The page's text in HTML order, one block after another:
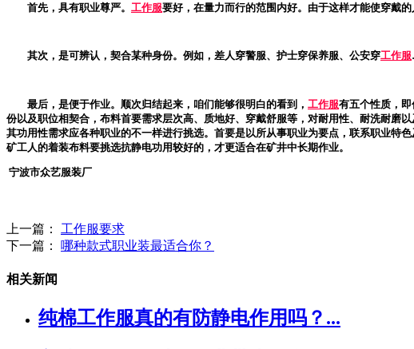
首先，具有职业尊严。 工作服要好，在量力而行的范围内好。由于这样才能使穿戴
其次，是可辨认，契合某种身份。例如，差人穿警服、护士穿保养服、公安穿工作服
最后，是便于作业。顺次归结起来，咱们能够很明白的看到， 工作服有五个性质，
份以及职位相契合，布料首要需求层次高、质地好、穿戴舒服等，对耐用性、耐洗耐磨
其功用性需求应各种职业的不一样进行挑选。首要是以所从事职业为要点，联系职业特
矿工人的着装布料要挑选抗静电功用较好的，才更适合在矿井中长期作业。
宁波市众艺服装厂
上一篇： 工作服要求
下一篇： 哪种款式职业装最适合你？
相关新闻
纯棉工作服真的有防静电作用吗？...